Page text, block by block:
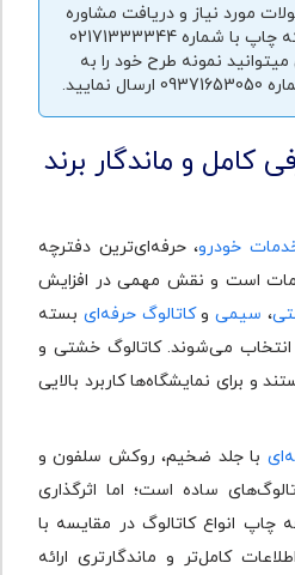
مورد نیاز و دریافت مشاوره
رایگان با کارشناسان شبکه چاپ با شماره 02171333344
تماس بگیرید. همچنین می‎‎توانید نمونه طرح خود را به
کامل و ماندگار برند
خودرو، حرفه‌ای‌ترین دفترچه
است و نقش مهمی در افزایش
، سیمیوکاتالوگ حرفه‌ای بسته
می‌شوند. کاتالوگ خشتی و
و برای نمایشگاه‌ها کاربرد بالایی
با جلد ضخیم، روکش سلفون و
ساده است؛ اما اثرگذاری
چاپ انواع کاتالوگ در مقایسه با
کامل‌تر و ماندگارتری ارائه